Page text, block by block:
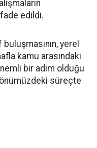
edildi.
yerel
kamu arasındaki
bir adım olduğu
süreçte